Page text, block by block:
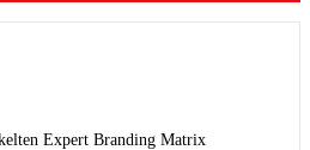
Expert Branding Matrix